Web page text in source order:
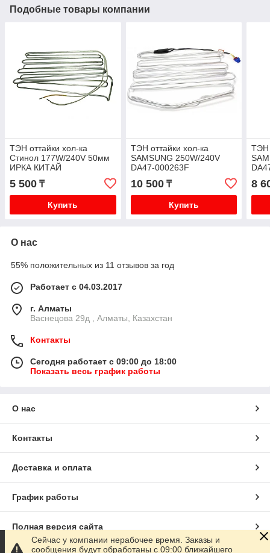
Подобные товары компании
ТЭН оттайки хол-ка
Стинол 177W/240V 50мм
ИРКА КИТАЙ
5 500 ₸
Купить
ТЭН оттайки хол-ка
SAMSUNG 250W/240V
DA47-000263F
10 500₸
Купить
ТЭН
8
О нас
55% положительных из 11 отзывов за год
Работает с 04.03.2017
г. Алматы
Васнецова 29д , Алматы, Казахстан
Контакты
Сегодня работает с 09:00 до 18:00
Показать весь график работы
О нас
Контакты
Доставка и оплата
График работы
Полная версия сайта
Сейчас у компании нерабочее время. Заказы и
сообщения будут обработаны с 09:00 ближайшего